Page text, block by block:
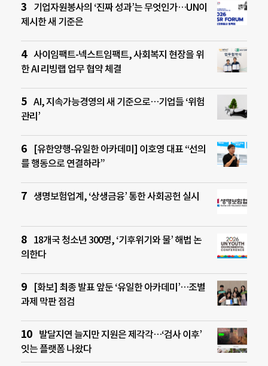
기업자원봉사의 ‘진짜 성과’는 무엇인가…UN이
제시한 새 기준은
사이임팩트-넥스트임팩트, 사회복지 현장을 위
한 AI 리빙랩 업무 협약 체결
AI, 지속가능경영의 새 기준으로…기업들 ‘위험
관리’
[유한양행-유일한 아카데미] 이호영 대표 “선의
를 행동으로 연결하라”
생명보험업계, ‘상생금융’ 통한 사회공헌 실시
18개국 청소년 300명, ‘기후위기와 물’ 해법 논
의한다
[화보] 최종 발표 앞둔 ‘유일한 아카데미’…조별
과제 막판 점검
발달지연 늘지만 지원은 제각각…‘검사 이후’
잇는 플랫폼 나왔다